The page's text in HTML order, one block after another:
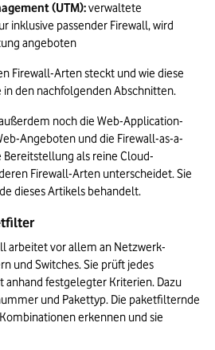
(UTM): verwaltete
inklusive passender Firewall, wird
angeboten
Firewall-Arten steckt und wie diese
den nachfolgenden Abschnitten.
noch die Web-Application-
Angeboten und die Firewall-as-a-
Bereitstellung als reine Cloud-
Firewall-Arten unterscheidet. Sie
dieses Artikels behandelt.
arbeitet vor allem an Netzwerk-
und Switches. Sie prüft jedes
anhand festgelegter Kriterien. Dazu
und Pakettyp. Die paketfilternde
erkennen und sie